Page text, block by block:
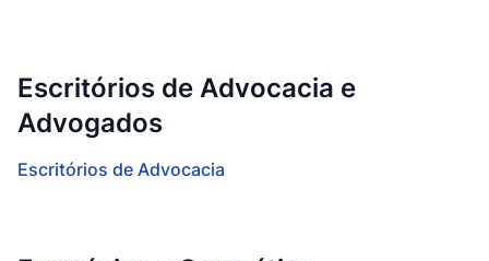
Escritórios de Advocacia e
Advogados
Escritórios de Advocacia